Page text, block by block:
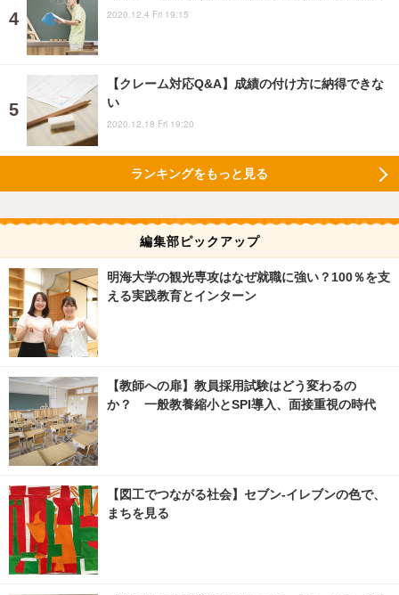
2020.12.4 Fri 19:15
【クレーム対応Q&A】成績の付け方に納得できな
い
2020.12.18 Fri 19:20
ランキングをもっと見る
編集部ピックアップ
明海大学の観光専攻はなぜ就職に強い？100％を支
える実践教育とインターン
【教師への扉】教員採用試験はどう変わるの
か？ 一般教養縮小とSPI導入、面接重視の時代
【図工でつながる社会】セブン‐イレブンの色で、
まちを見る